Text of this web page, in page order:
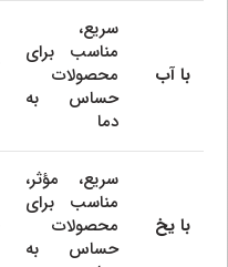
با آب
سریع،
مناسب برای
محصولات
حساس به
دما
با یخ
سریع، مؤثر،
مناسب برای
محصولات
حساس به